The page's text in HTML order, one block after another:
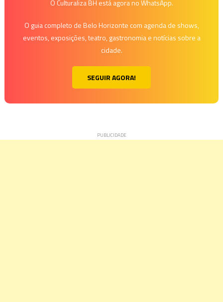
O Culturaliza BH está agora no WhatsApp.
O guia completo de Belo Horizonte com agenda de shows,
eventos, exposições, teatro, gastronomia e notícias sobre a
cidade.
SEGUIR AGORA!